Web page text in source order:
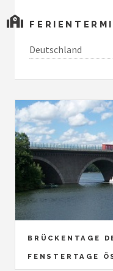
Deutschland
BRÜCKENTAGE
FENSTERTAGE